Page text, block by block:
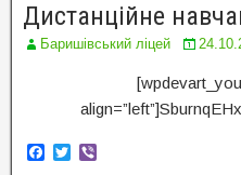
Дистанційне
Баришівський ліцей
F
T